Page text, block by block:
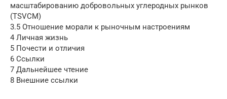
масштабированию добровольных углеродных рынков
(TSVCM)
3.5 Отношение морали к рыночным настроениям
4 Личная жизнь
5 Почести и отличия
6 Ссылки
7 Дальнейшее чтение
8 Внешние ссылки